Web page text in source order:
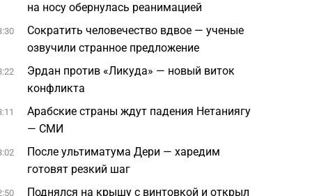
на носу обернулась реанимацией
Сократить человечество вдвое — ученые
озвучили странное предложение
Эрдан против «Ликуда» — новый виток
конфликта
Арабские страны ждут падения Нетаниягу
— СМИ
После ультиматума Дери — харедим
готовят резкий шаг
Поднялся на крышу с винтовкой и открыл